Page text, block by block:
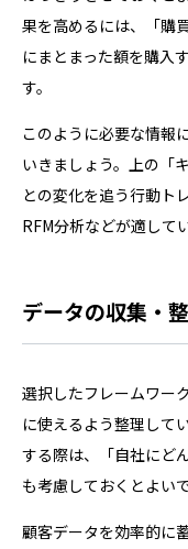
果を高めるには、「購
にまとまった額を購入
す。
このように必要な情報
いきましょう。上の「
との変化を追う行動ト
RFM分析などが適して
データの収集・
選択したフレームワー
に使えるよう整理して
する際は、「自社にど
も考慮しておくとよい
顧客データを効率的に